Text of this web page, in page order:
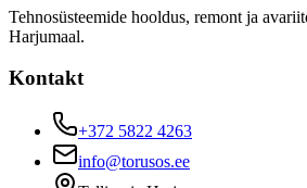
Tehnosüsteemide hooldus, remont ja
Harjumaal.
Kontakt
+372 5822 4263
info@torusos.ee